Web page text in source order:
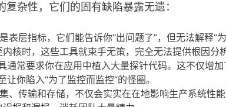
杂性，它们的固有缺陷暴露无遗：
表层指标，它们能告诉你“出问题了”，但无法解释“
核时，这些工具就束手无策，完全无法提供根因分析
通常要求你在应用中植入大量探针代码。这不仅增加
你陷入“为了监控而监控”的怪圈。
、传输和存储，不仅会实实在在地影响生产系统性